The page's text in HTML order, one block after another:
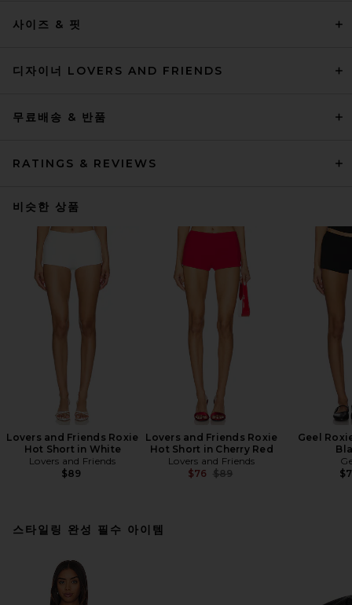
사이즈 & 핏
디자이너 LOVERS AND FRIENDS
무료배송 & 반품
RATINGS & REVIEWS
비슷한 상품
Lovers and Friends Roxie
Hot Short in White
Lovers and Friends
$89
Lovers and Friends Roxie
Hot Short in Cherry Red
Lovers and Friends
$76 Previous price:
$89
Geel
스타일링 완성 필수 아이템